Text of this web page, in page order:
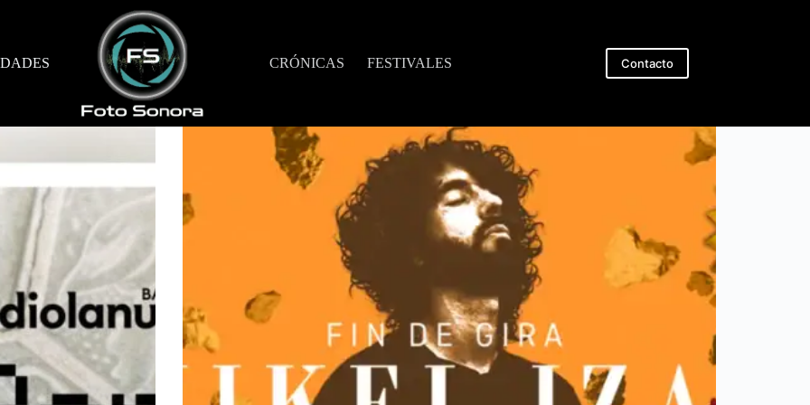
CRÓNICAS FESTIVALES Contacto